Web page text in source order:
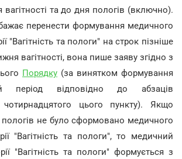
вагітності та до дня пологів (включно).
перенести формування медичного
"Вагітність та пологи" на строк пізніше
вагітності, вона пише заяву згідно з
Порядку (за винятком формування
період відповідно до абзаців
цього пункту). Якщо
пологів не було сформовано медичного
"Вагітність та пологи", то медичний
"Вагітність та пологи" формується з